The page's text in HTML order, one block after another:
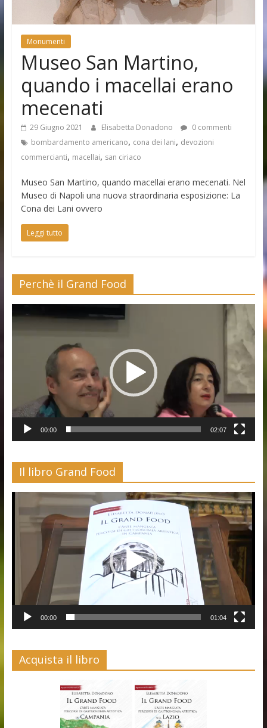
Monumenti
Museo San Martino,
quando i macellai erano
mecenati
29 Giugno 2021 Elisabetta Donadono
0 commenti
bombardamento americano, cona dei lani, devozioni
commercianti, macellai, san ciriaco
Museo San Martino, quando macellai erano mecenati. Nel
Museo di Napoli una nuova straordinaria esposizione: La
Cona dei Lani ovvero
Leggi tutto
Perchè il Grand Food
00:00 02:07
Il libro Grand Food
Player
00:00 01:04
Acquista il libro